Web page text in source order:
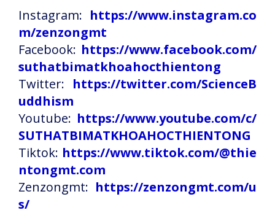
Instagram: https://www.instagram.co
m/zenzongmt
Facebook: https://www.facebook.com/
suthatbimatkhoahocthientong
Twitter: https://twitter.com/ScienceB
uddhism
Youtube: https://www.youtube.com/c/
SUTHATBIMATKHOAHOCTHIENTONG
Tiktok: https://www.tiktok.com/@thie
ntongmt.com
Zenzongmt: https://zenzongmt.com/u
s/